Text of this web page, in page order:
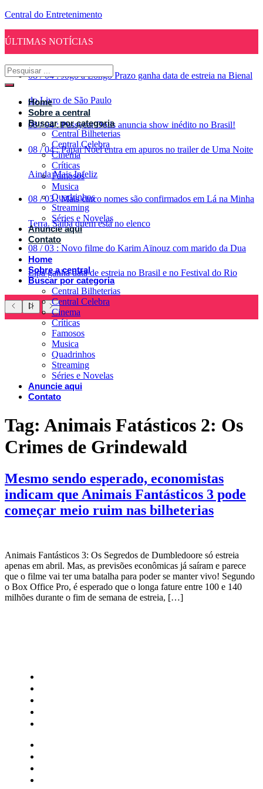
Central do Entretenimento
ÚLTIMAS NOTÍCIAS
08 / 04 : Jogo a Longo Prazo ganha data de estreia na Bienal
do Livro de São Paulo
08 / 04 : Pussycat Dolls anuncia show inédito no Brasil!
08 / 04 : Papai Noel entra em apuros no trailer de Uma Noite
Ainda Mais Infeliz
08 / 03 : Mais cinco nomes são confirmados em Lá na Minha
Terra. Saiba quem está no elenco
08 / 03 : Novo filme do Karim Aïnouz com marido da Dua
Lipa ganha data de estreia no Brasil e no Festival do Rio
Home
Sobre a central
Buscar por categoria
Central Bilheterias
Central Celebra
Cinema
Críticas
Famosos
Musica
Quadrinhos
Streaming
Séries e Novelas
Anuncie aqui
Contato
Home
Sobre a central
Buscar por categoria
Central Bilheterias
Central Celebra
Cinema
Críticas
Famosos
Musica
Quadrinhos
Streaming
Séries e Novelas
Anuncie aqui
Contato
Tag: Animais Fatásticos 2: Os
Crimes de Grindewald
Mesmo sendo esperado, economistas
indicam que Animais Fantásticos 3 pode
começar meio ruim nas bilheterias
Animais Fantásticos 3: Os Segredos de Dumbledoore só estreia
apenas em abril. Mas, as previsões econômicas já saíram e parece
que o filme vai ter uma batalha para poder se manter vivo! Segundo
o Box Office Pro, é esperado que o longa fature entre 100 e 140
milhões durante o fim de semana de estreia, […]